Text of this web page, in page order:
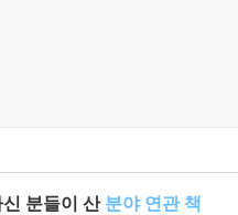
분들이 산 분야 연관 책